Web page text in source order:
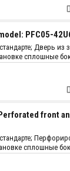
PFC05-
Дверь из
сплошные
2 мм, остальные
Конструкция:
front
сплошные
2 мм, остальные
Конструкция: